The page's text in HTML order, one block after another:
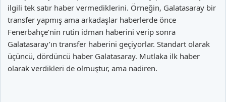
ilgili tek satır haber vermediklerini. Örneğin, Galatasaray bir
transfer yapmış ama arkadaşlar haberlerde önce
Fenerbahçe’nin rutin idman haberini verip sonra
Galatasaray’ın transfer haberini geçiyorlar. Standart olarak
üçüncü, dördüncü haber Galatasaray. Mutlaka ilk haber
olarak verdikleri de olmuştur, ama nadiren.